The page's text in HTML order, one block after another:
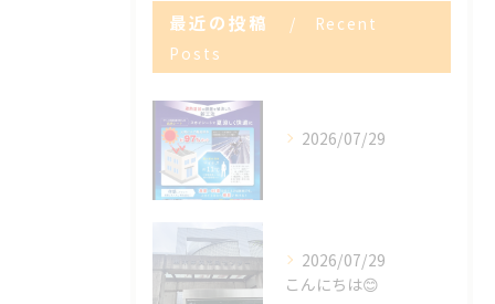
最近の投稿
Recent
Posts
2026/07/29
2026/07/29
こんにちは😊